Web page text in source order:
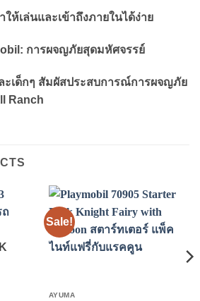
ห้เล่นและเข้าถึงภายในได้ง่าย
การผจญภัยสุดมหัศจรรย์
เด็กๆ สัมผัสประสบการณ์การผจญภัย
Ranch
Sale!
AYUMA